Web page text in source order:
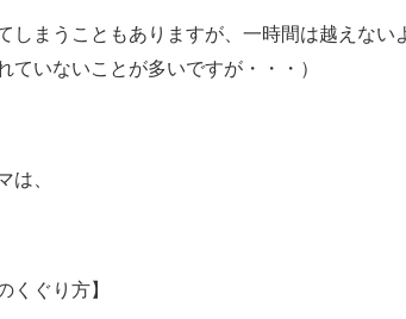
しまうこともありますが、一時間は越えない
ていないことが多いですが・・・）
は、
くぐり方】